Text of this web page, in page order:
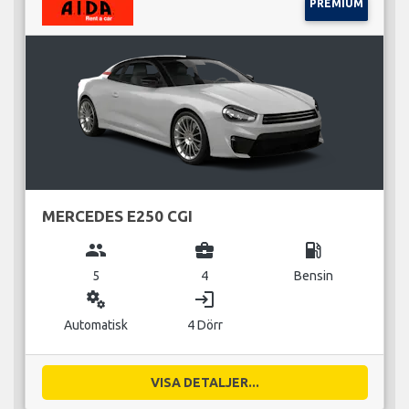
PREMIUM
MERCEDES E250 CGI
group
5
business_center
4
local_gas_station
Bensin
miscellaneous_services
Automatisk
login
4 Dörr
VISA DETALJER...